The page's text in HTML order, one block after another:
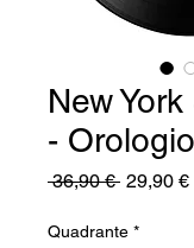
New
-
36,90 € Prezzo
29,90 €
Quadrante *